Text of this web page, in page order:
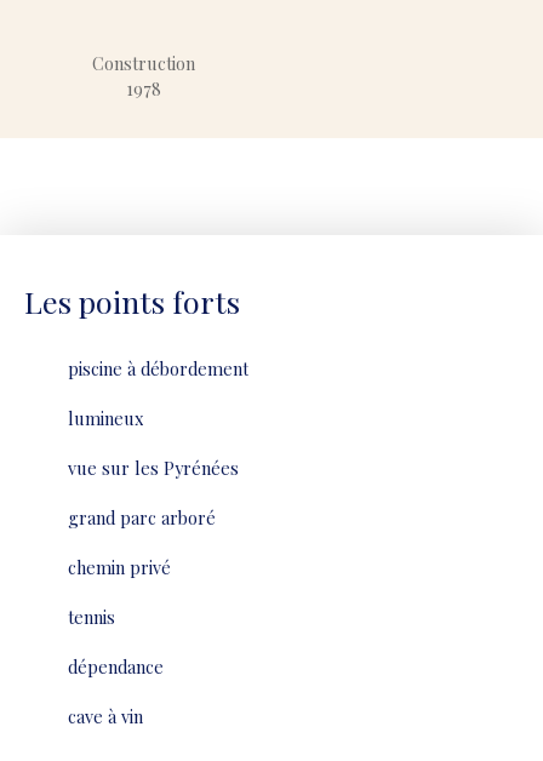
Construction
1978
Les points forts
piscine à débordement
lumineux
vue sur les Pyrénées
grand parc arboré
chemin privé
tennis
dépendance
cave à vin